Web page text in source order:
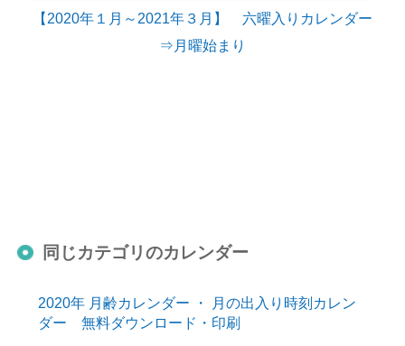
【2020年１月～2021年３月】 六曜入りカレンダー
⇒月曜始まり
同じカテゴリのカレンダー
2020年 月齢カレンダー ・ 月の出入り時刻カレン
ダー 無料ダウンロード・印刷